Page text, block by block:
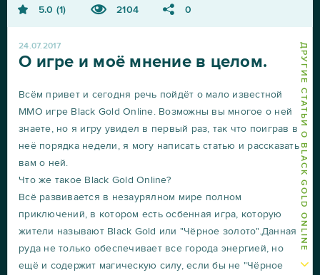
ДРУГИЕ СТАТЬИ О BLACK GOLD ONLINE
5.0 1 2104 0
24.07.2017
О игре и моё мнение в целом.
Всём привет и сегодня речь пойдёт о мало известной
ММО игре Black Gold Online. Возможны вы многое о ней
знаете, но я игру увидел в первый раз, так что поиграв в
неё порядка недели, я могу написать статью и рассказать
вам о ней.
Что же такое Black Gold Online?
Всё развивается в незаурялном мире полном
приключений, в котором есть осбенная игра, которую
жители называют Black Gold или "Чёрное золото".Данная
руда не только обеспечивает все города энергией, но
ещё и содержит магическую силу, если бы не "Чёрное